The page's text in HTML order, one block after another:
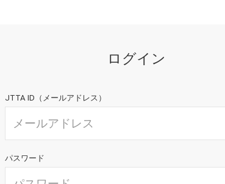
ログイン
JTTA ID（メールアドレス）
パスワード